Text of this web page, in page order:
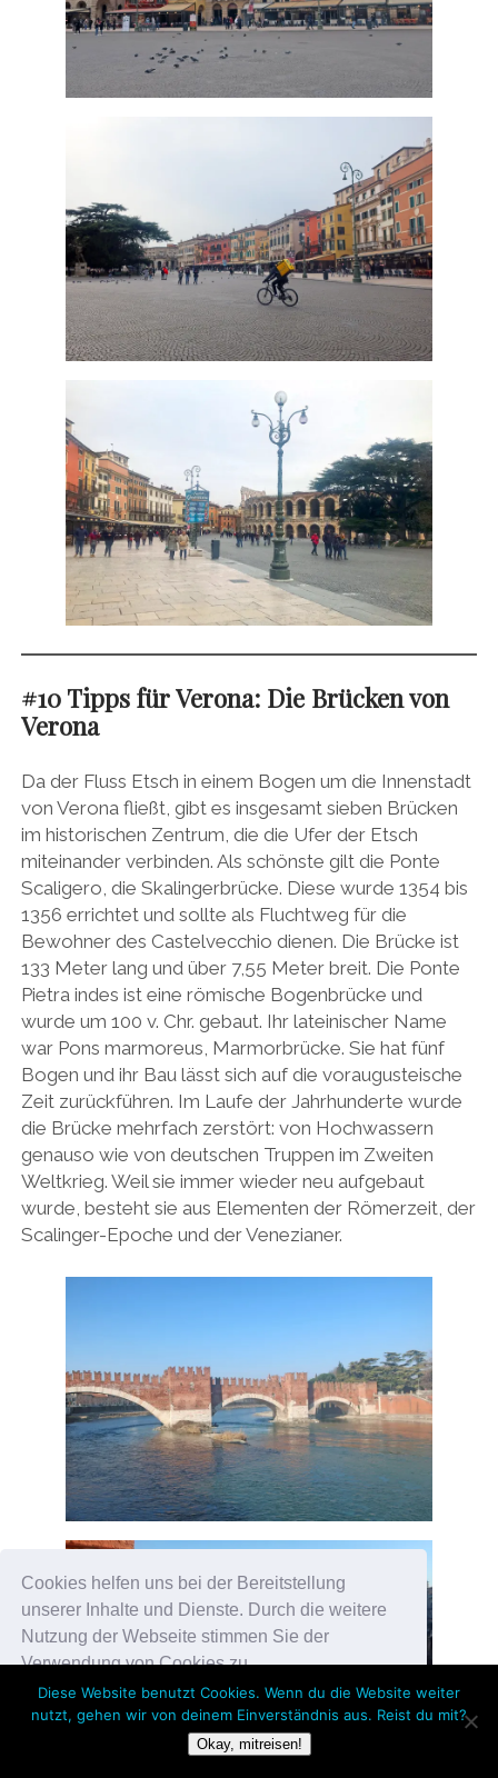
Cookies helfen uns bei der Bereitstellung
unserer Inhalte und Dienste. Durch die weitere
Nutzung der Webseite stimmen Sie der
Verwendung von Cookies zu.
Okay!
#10 Tipps für Verona: Die Brücken von
Verona
Da der Fluss Etsch in einem Bogen um die Innenstadt
von Verona fließt, gibt es insgesamt sieben Brücken
im historischen Zentrum, die die Ufer der Etsch
miteinander verbinden. Als schönste gilt die Ponte
Scaligero, die Skalingerbrücke. Diese wurde 1354 bis
1356 errichtet und sollte als Fluchtweg für die
Bewohner des Castelvecchio dienen. Die Brücke ist
133 Meter lang und über 7,55 Meter breit. Die Ponte
Pietra indes ist eine römische Bogenbrücke und
wurde um 100 v. Chr. gebaut. Ihr lateinischer Name
war Pons marmoreus, Marmorbrücke. Sie hat fünf
Bogen und ihr Bau lässt sich auf die voraugusteische
Zeit zurückführen. Im Laufe der Jahrhunderte wurde
die Brücke mehrfach zerstört: von Hochwassern
genauso wie von deutschen Truppen im Zweiten
Weltkrieg. Weil sie immer wieder neu aufgebaut
wurde, besteht sie aus Elementen der Römerzeit, der
Scalinger-Epoche und der Venezianer.
Diese Website benutzt Cookies. Wenn du die Website weiter
nutzt, gehen wir von deinem Einverständnis aus. Reist du mit?
Okay, mitreisen!